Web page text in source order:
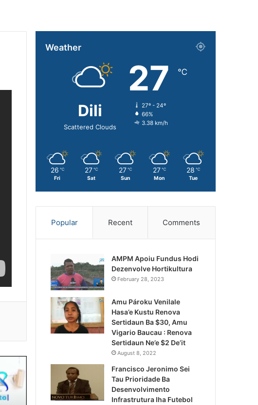
Weather
Dili
Scattered Clouds
27 ℃
27º - 24º
66%
3.38 km/h
26 ℃
Fri
27 ℃
Sat
27 ℃
Sun
27 ℃
Mon
28 ℃
Tue
Popular Recent Comments
AMPM Apoiu Fundus Hodi
Dezenvolve Hortikultura
February 28, 2023
Amu Pároku Venilale
Hasa’e Kustu Renova
Sertidaun Ba $30, Amu
Vigario Baucau : Renova
Sertidaun Ne’e $2 De’it
August 8, 2022
Francisco Jeronimo Sei
Tau Prioridade Ba
Desenvolvimento
Infrastrutura Iha Futebol